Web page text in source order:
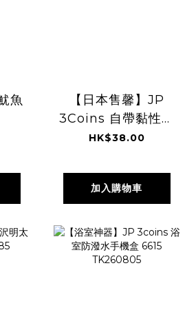
魚
【日本售馨】JP
3Coins 自帶黏性吸
水雨布 灰 5228
HK$38.00
加入購物車